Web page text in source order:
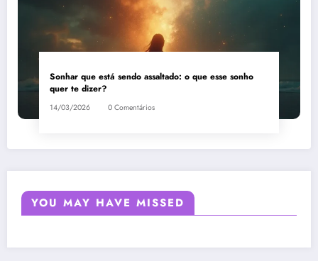
Sonhar que está sendo assaltado: o que esse sonho
quer te dizer?
14/03/2026 0 Comentários
YOU MAY HAVE MISSED